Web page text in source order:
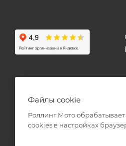
ПОЛЬЗОВАТЕЛЬСКОЕ
Файлы cookie
Роллинг Мото
сookies в настройках